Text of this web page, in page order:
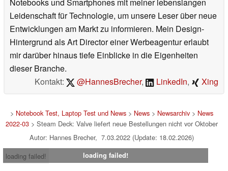
Leidenschaft für Technologie, um unsere Leser über neue
Entwicklungen am Markt zu informieren. Mein Design-
Hintergrund als Art Director einer Werbeagentur erlaubt
mir darüber hinaus tiefe Einblicke in die Eigenheiten
dieser Branche.
Kontakt:
@HannesBrecher, LinkedIn, Xing
> Notebook Test, Laptop Test und News> News> Newsarchiv> News
2022-03> Steam Deck: Valve liefert neue Bestellungen nicht vor Oktober
Autor: Hannes Brecher, 7.03.2022 (Update: 18.02.2026)
loading failed!
loading failed!